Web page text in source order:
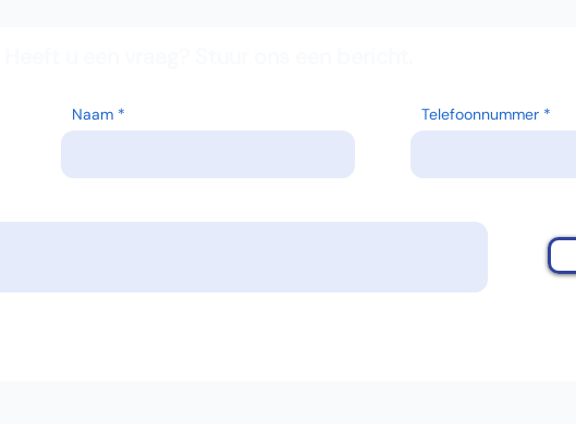
Naam Telefoonnummer